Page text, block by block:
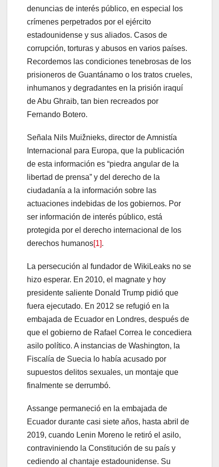
denuncias de interés público, en especial los
crímenes perpetrados por el ejército
estadounidense y sus aliados. Casos de
corrupción, torturas y abusos en varios países.
Recordemos las condiciones tenebrosas de los
prisioneros de Guantánamo o los tratos crueles,
inhumanos y degradantes en la prisión iraquí
de Abu Ghraib, tan bien recreados por
Fernando Botero.
Señala Nils Muižnieks, director de Amnistía
Internacional para Europa, que la publicación
de esta información es “piedra angular de la
libertad de prensa” y del derecho de la
ciudadanía a la información sobre las
actuaciones indebidas de los gobiernos. Por
ser información de interés público, está
protegida por el derecho internacional de los
derechos humanos[1].
La persecución al fundador de WikiLeaks no se
hizo esperar. En 2010, el magnate y hoy
presidente saliente Donald Trump pidió que
fuera ejecutado. En 2012 se refugió en la
embajada de Ecuador en Londres, después de
que el gobierno de Rafael Correa le concediera
asilo político. A instancias de Washington, la
Fiscalía de Suecia lo había acusado por
supuestos delitos sexuales, un montaje que
finalmente se derrumbó.
Assange permaneció en la embajada de
Ecuador durante casi siete años, hasta abril de
2019, cuando Lenin Moreno le retiró el asilo,
contraviniendo la Constitución de su país y
cediendo al chantaje estadounidense. Su